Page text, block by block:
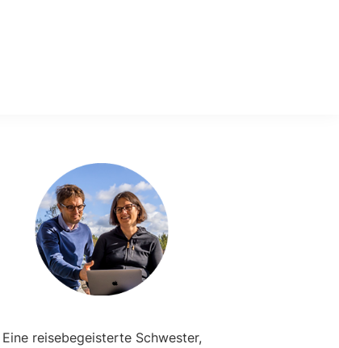
Primary
Sidebar
Eine reisebegeisterte Schwester,